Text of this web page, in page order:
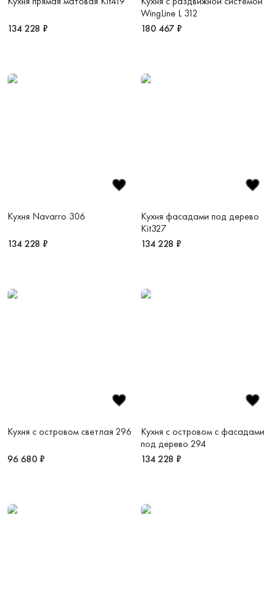
134 228 ₽
WingLine L 312
180 467 ₽
Кухня Navarro 306
134 228 ₽
Кухня фасадами под дерево
Kit327
134 228 ₽
Кухня с островом светлая 296
96 680 ₽
Кухня с островом с фасадами
под дерево 294
134 228 ₽